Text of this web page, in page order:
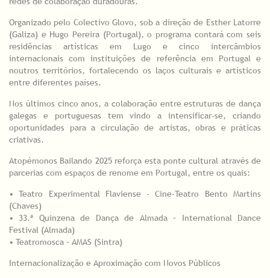
Organizado pelo Colectivo Glovo, sob a direção de Esther Latorre
(Galiza) e Hugo Pereira (Portugal), o programa contará com seis
residências artísticas em Lugo e cinco intercâmbios
internacionais com instituições de referência em Portugal e
noutros territórios, fortalecendo os laços culturais e artísticos
entre diferentes países.
Nos últimos cinco anos, a colaboração entre estruturas de dança
galegas e portuguesas tem vindo a intensificar-se, criando
oportunidades para a circulação de artistas, obras e práticas
criativas.
Atopémonos Bailando 2025 reforça esta ponte cultural através de
parcerias com espaços de renome em Portugal, entre os quais:
• Teatro Experimental Flaviense - Cine-Teatro Bento Martins
(Chaves)
• 33.ª Quinzena de Dança de Almada – International Dance
Festival (Almada)
• Teatromosca – AMAS (Sintra)
Internacionalização e Aproximação com Novos Públicos